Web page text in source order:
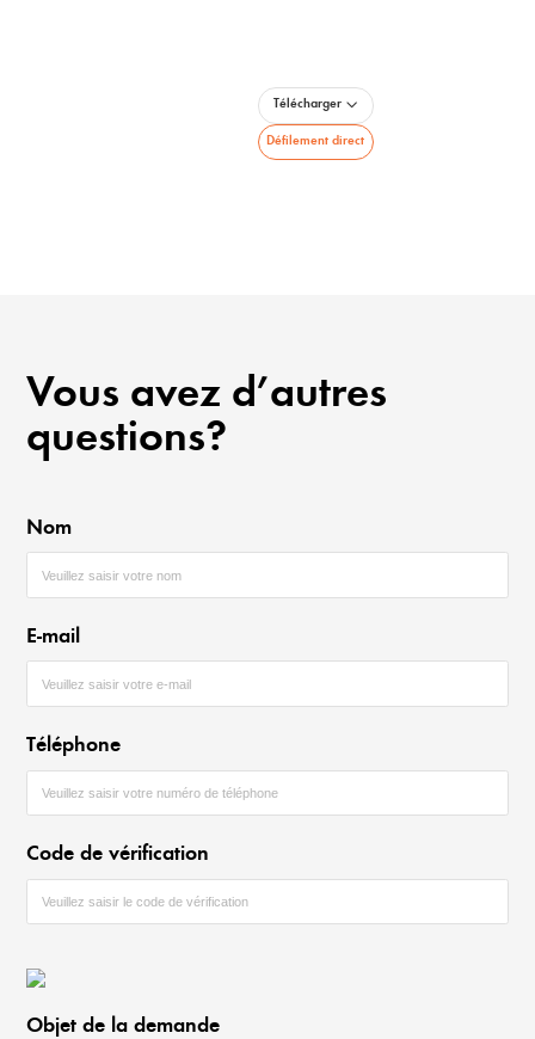
Télécharger
Défilement direct
Vous avez d’autres
questions?
Nom
E-mail
Téléphone
Code de vérification
Objet de la demande